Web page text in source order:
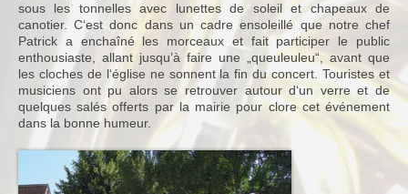
Formation Musicale
Familles d’Instruments
Vie de l’Ecole de Musique
Ensemble des Jeunes
Notre Equipe
sous les tonnelles avec lunettes de soleil et chapeaux de
canotier. C‘est donc dans un cadre ensoleillé que notre chef
Patrick a enchaîné les morceaux et fait participer le public
enthousiaste, allant jusqu’à faire une „queuleuleu“, avant que
les cloches de l‘église ne sonnent la fin du concert. Touristes et
musiciens ont pu alors se retrouver autour d‘un verre et de
quelques salés offerts par la mairie pour clore cet événement
dans la bonne humeur.